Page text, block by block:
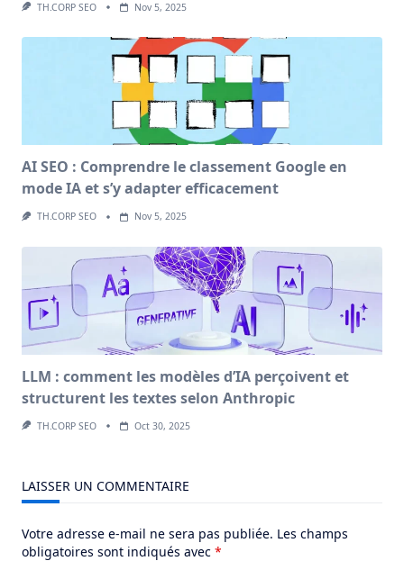
TH.CORP SEO Nov 5, 2025
AI SEO : Comprendre le classement Google en
mode IA et s’y adapter efficacement
TH.CORP SEO Nov 5, 2025
LLM : comment les modèles d’IA perçoivent et
structurent les textes selon Anthropic
TH.CORP SEO Oct 30, 2025
LAISSER UN COMMENTAIRE
Votre adresse e-mail ne sera pas publiée. Les champs
obligatoires sont indiqués avec *